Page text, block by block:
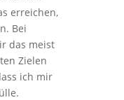
erreichen,
Bei
das meist
Zielen
ich mir